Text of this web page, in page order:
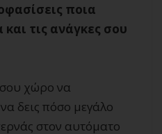
ποια
τις ανάγκες σου
σου χώρο να
δεις πόσο μεγάλο
στον αυτόματο